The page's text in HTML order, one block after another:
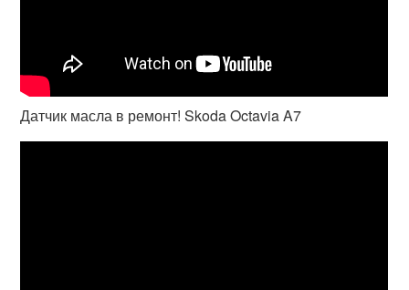
Датчик масла в ремонт! Skoda Octavia A7